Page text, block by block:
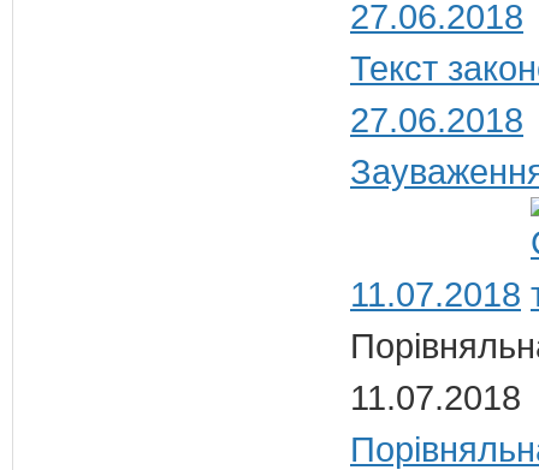
27.06.2018
Текст
27.06.2018
11.07.2018
11.07.2018